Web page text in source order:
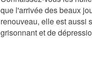
que l'arrivée des beaux
renouveau, elle est aussi
grisonnant et de